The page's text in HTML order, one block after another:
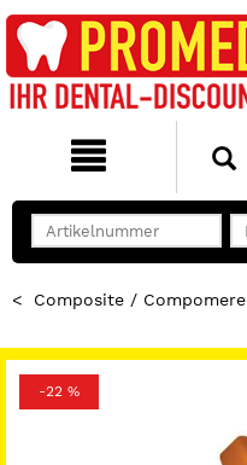
< Composite / Compomere
-22 %